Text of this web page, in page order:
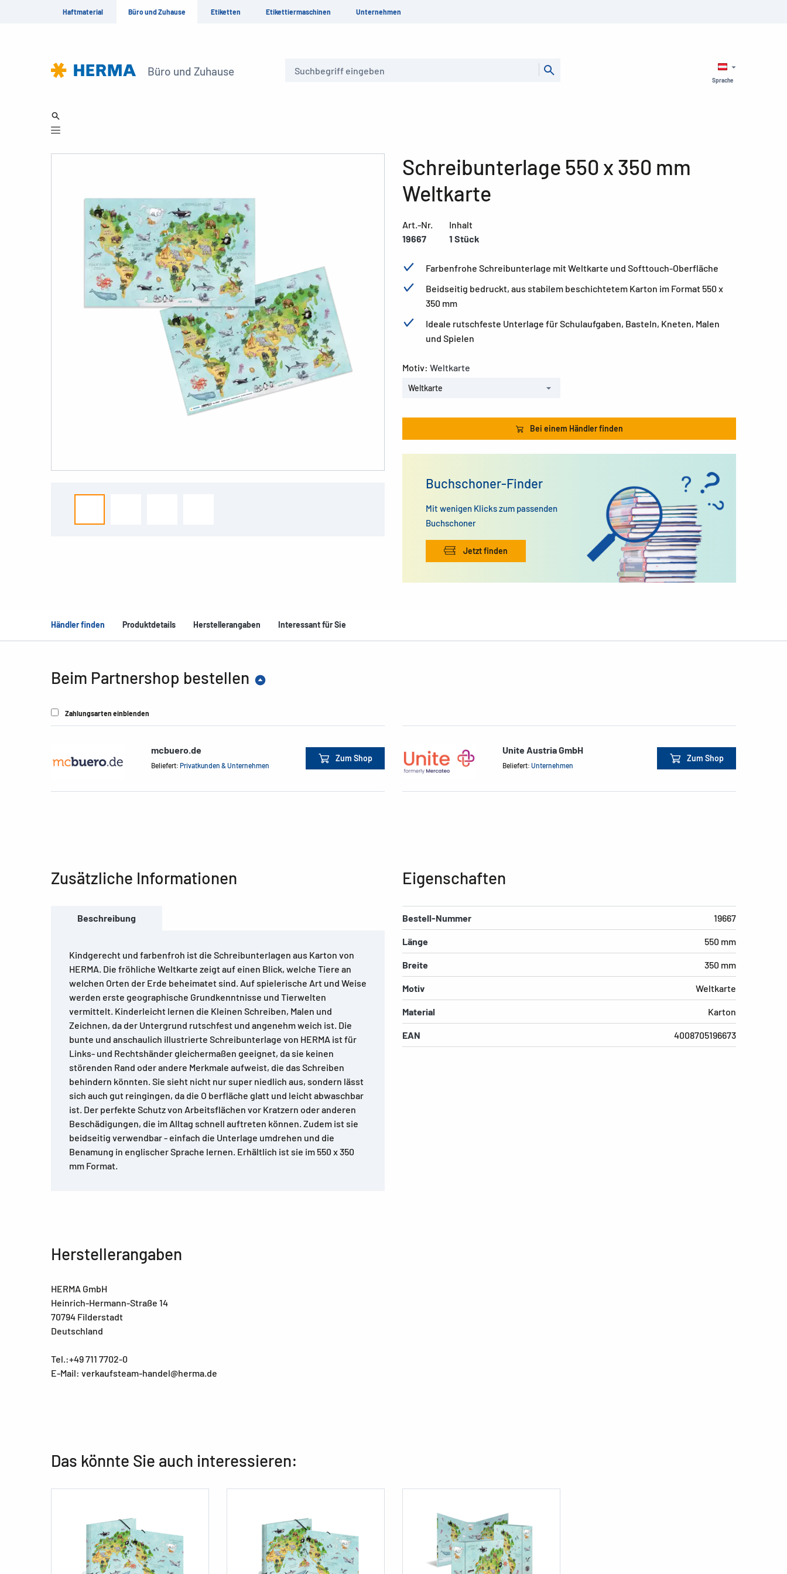
Haftmaterial Büro und Zuhause Etiketten Etikettiermaschinen Unternehmen
Büro und Zuhause
Sprache
Schreibunterlage 550 x 350 mm
Weltkarte
Art.-Nr.
19667
Inhalt
1 Stück
Farbenfrohe Schreibunterlage mit Weltkarte und Softtouch-Oberfläche
Beidseitig bedruckt, aus stabilem beschichtetem Karton im Format 550 x
350 mm
Ideale rutschfeste Unterlage für Schulaufgaben, Basteln, Kneten, Malen
und Spielen
Motiv: Weltkarte
Weltkarte
Bei einem Händler finden
Buchschoner-Finder
Mit wenigen Klicks zum passenden
Buchschoner
Jetzt finden
Händler finden Produktdetails Herstellerangaben Interessant für Sie
Beim Partnershop bestellen
Zahlungsarten einblenden
mcbuero.de
Beliefert: Privatkunden & Unternehmen
Zum Shop
Unite Austria GmbH
Beliefert: Unternehmen
Zum Shop
Zusätzliche Informationen
Beschreibung
Kindgerecht und farbenfroh ist die Schreibunterlagen aus Karton von
HERMA. Die fröhliche Weltkarte zeigt auf einen Blick, welche Tiere an
welchen Orten der Erde beheimatet sind. Auf spielerische Art und Weise
werden erste geographische Grundkenntnisse und Tierwelten
vermittelt. Kinderleicht lernen die Kleinen Schreiben, Malen und
Zeichnen, da der Untergrund rutschfest und angenehm weich ist. Die
bunte und anschaulich illustrierte Schreibunterlage von HERMA ist für
Links- und Rechtshänder gleichermaßen geeignet, da sie keinen
störenden Rand oder andere Merkmale aufweist, die das Schreiben
behindern könnten. Sie sieht nicht nur super niedlich aus, sondern lässt
sich auch gut reingingen, da die O berfläche glatt und leicht abwaschbar
ist. Der perfekte Schutz von Arbeitsflächen vor Kratzern oder anderen
Beschädigungen, die im Alltag schnell auftreten können. Zudem ist sie
beidseitig verwendbar - einfach die Unterlage umdrehen und die
Benamung in englischer Sprache lernen. Erhältlich ist sie im 550 x 350
mm Format.
Eigenschaften
Bestell-Nummer 19667
Länge 550 mm
Breite 350 mm
Motiv Weltkarte
Material Karton
EAN 4008705196673
Herstellerangaben
HERMA GmbH
Heinrich-Hermann-Straße 14
70794 Filderstadt
Deutschland
Tel.:+49 711 7702-0
E-Mail: verkaufsteam-handel@herma.de
Das könnte Sie auch interessieren: